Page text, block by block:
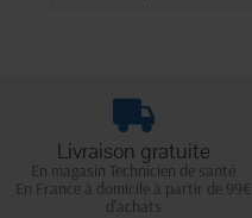
Livraison gratuite
En magasin Technicien de santé
En France à domicile à partir de 99€
d'achats